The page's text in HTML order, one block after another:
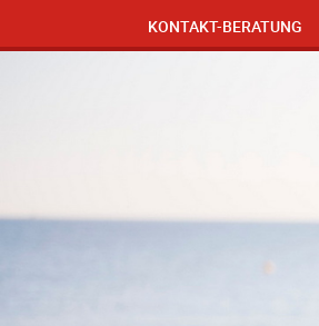
KONTAKT-BERATUNG